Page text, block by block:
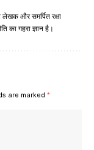
और समर्पित रक्षा
का गहरा ज्ञान है।
are marked *